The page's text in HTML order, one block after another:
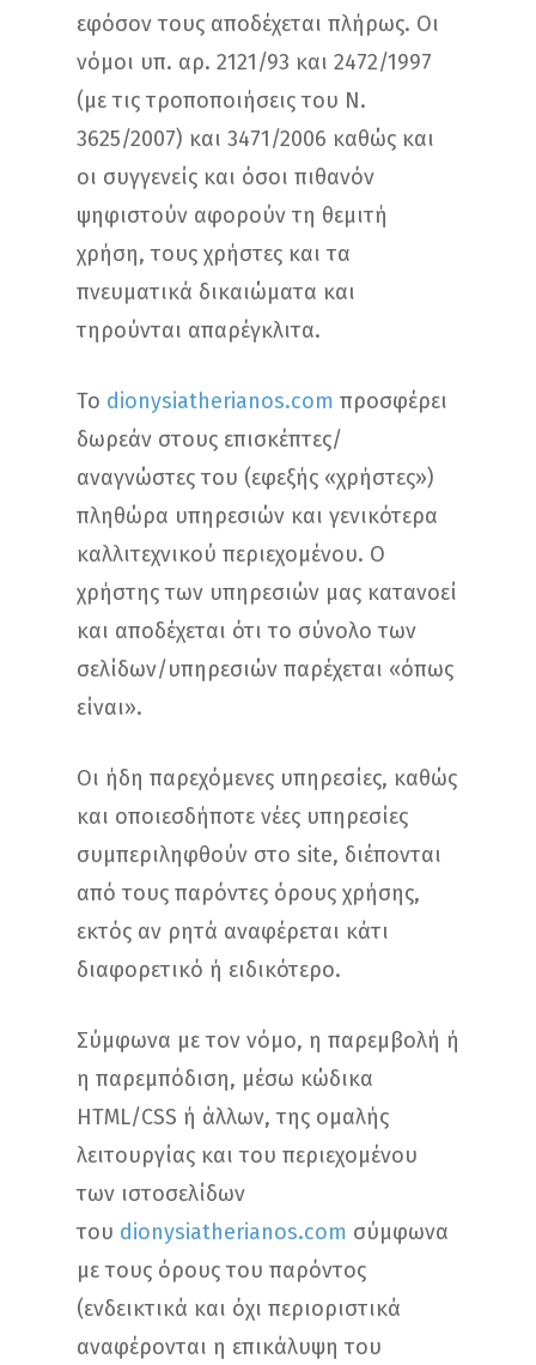
εφόσον τους αποδέχεται πλήρως. Οι
νόμοι υπ. αρ. 2121/93 και 2472/1997
(με τις τροποποιήσεις του Ν.
3625/2007) και 3471/2006 καθώς και
οι συγγενείς και όσοι πιθανόν
ψηφιστούν αφορούν τη θεμιτή
χρήση, τους χρήστες και τα
πνευματικά δικαιώματα και
τηρούνται απαρέγκλιτα.
Το dionysiatherianos.com προσφέρει
δωρεάν στους επισκέπτες/
αναγνώστες του (εφεξής «χρήστες»)
πληθώρα υπηρεσιών και γενικότερα
καλλιτεχνικού περιεχομένου. Ο
χρήστης των υπηρεσιών μας κατανοεί
και αποδέχεται ότι το σύνολο των
σελίδων/υπηρεσιών παρέχεται «όπως
είναι».
Οι ήδη παρεχόμενες υπηρεσίες, καθώς
και οποιεσδήποτε νέες υπηρεσίες
συμπεριληφθούν στο site, διέπονται
από τους παρόντες όρους χρήσης,
εκτός αν ρητά αναφέρεται κάτι
διαφορετικό ή ειδικότερο.
Σύμφωνα με τον νόμο, η παρεμβολή ή
η παρεμπόδιση, μέσω κώδικα
HTML/CSS ή άλλων, της ομαλής
λειτουργίας και του περιεχομένου
των ιστοσελίδων
του dionysiatherianos.com σύμφωνα
με τους όρους του παρόντος
(ενδεικτικά και όχι περιοριστικά
αναφέρονται η επικάλυψη του